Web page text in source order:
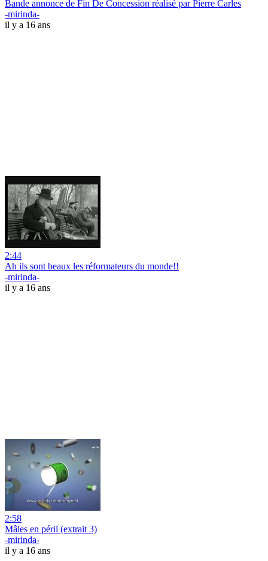
Bande annonce de Fin De Concession réalisé par Pierre Carles
-mirinda-
il y a 16 ans
2:44
Ah ils sont beaux les réformateurs du monde!!
-mirinda-
il y a 16 ans
2:58
Mâles en péril (extrait 3)
-mirinda-
il y a 16 ans